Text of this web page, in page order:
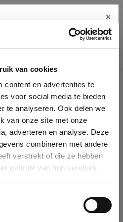
van cookies
content en advertenties te
voor social media te bieden
te analyseren. Ook delen we
van onze site met onze
adverteren en analyse. Deze
combineren met andere
verstrekt of die ze hebben
gebruik van hun services.
details
in our database, you can create
button below.
×
reporter cette erreur à votre